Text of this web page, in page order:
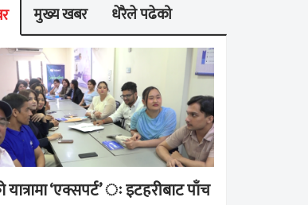
मुख्य खबर धेरैले पढेको
यात्रामा ‘एक्सपर्ट’ ः इटहरीबाट पाँच